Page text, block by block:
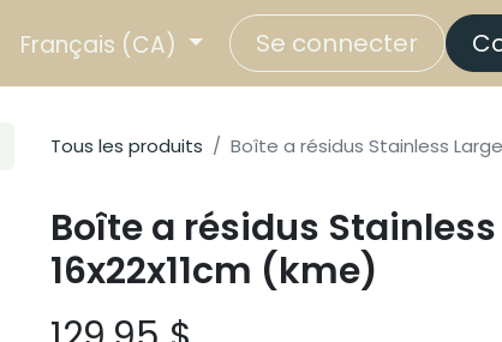
Français (CA) Se connecter
Tous les produits Boîte a résidus Stainless Large
Boîte a résidus
16x22x11cm (kme)